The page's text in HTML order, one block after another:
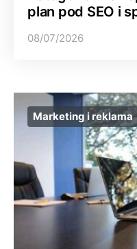
plan pod SEO i
08/07/2026
Marketing i reklama